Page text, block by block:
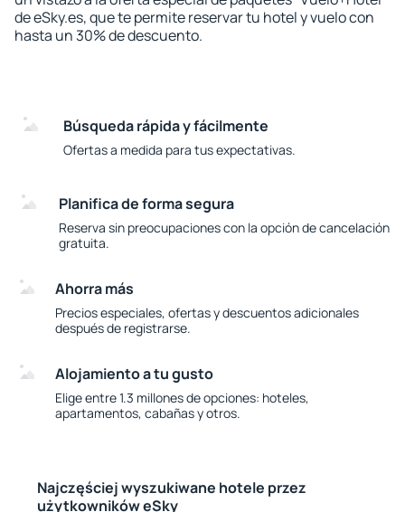
de eSky.es, que te permite reservar tu hotel y vuelo con
hasta un 30% de descuento.
Búsqueda rápida y fácilmente
Ofertas a medida para tus expectativas.
Planifica de forma segura
Reserva sin preocupaciones con la opción de cancelación
gratuita.
Ahorra más
Precios especiales, ofertas y descuentos adicionales
después de registrarse.
Alojamiento a tu gusto
Elige entre 1.3 millones de opciones: hoteles,
apartamentos, cabañas y otros.
Najczęściej wyszukiwane hotele przez
użytkowników eSky